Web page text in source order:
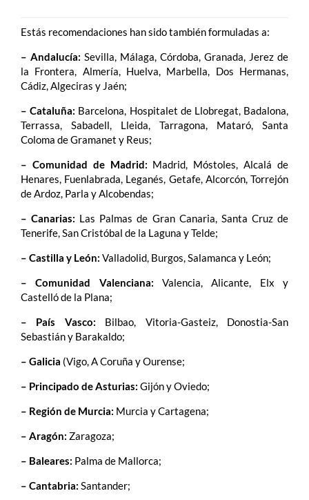
Estás recomendaciones han sido también formuladas a:
– Andalucía: Sevilla, Málaga, Córdoba, Granada, Jerez de
la Frontera, Almería, Huelva, Marbella, Dos Hermanas,
Cádiz, Algeciras y Jaén;
– Cataluña: Barcelona, Hospitalet de Llobregat, Badalona,
Terrassa, Sabadell, Lleida, Tarragona, Mataró, Santa
Coloma de Gramanet y Reus;
– Comunidad de Madrid: Madrid, Móstoles, Alcalá de
Henares, Fuenlabrada, Leganés, Getafe, Alcorcón, Torrejón
de Ardoz, Parla y Alcobendas;
– Canarias: Las Palmas de Gran Canaria, Santa Cruz de
Tenerife, San Cristóbal de la Laguna y Telde;
– Castilla y León: Valladolid, Burgos, Salamanca y León;
– Comunidad Valenciana: Valencia, Alicante, Elx y
Castelló de la Plana;
– País Vasco: Bilbao, Vitoria-Gasteiz, Donostia-San
Sebastián y Barakaldo;
– Galicia (Vigo, A Coruña y Ourense;
– Principado deAsturias: Gijón y Oviedo;
– Región de Murcia: Murcia y Cartagena;
– Aragón: Zaragoza;
– Baleares: Palma de Mallorca;
– Cantabria: Santander;